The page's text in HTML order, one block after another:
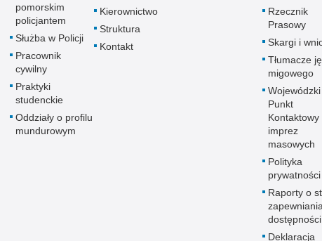
pomorskim
policjantem
Służba w Policji
Pracownik
cywilny
Praktyki
studenckie
Oddziały o profilu
mundurowym
Kierownictwo
Struktura
Kontakt
Rzecznik
Prasowy
Skargi i
Tłumacze
migowego
Wojewódzki
Punkt
Kontaktowy
imprez
masowych
Polityka
prywatności
Raporty o
zapewniania
dostępności
Deklaracja